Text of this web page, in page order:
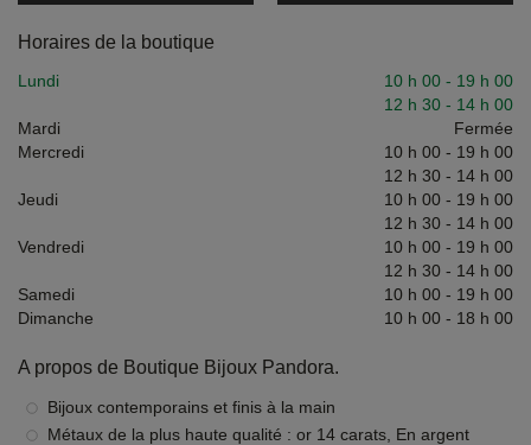
Horaires de la boutique
Lundi 10 h 00 - 19 h 00
12 h 30 - 14 h 00
Mardi
Fermée
Mercredi
10 h 00 - 19 h 00
12 h 30 - 14 h 00
Jeudi
10 h 00 - 19 h 00
12 h 30 - 14 h 00
Vendredi
10 h 00 - 19 h 00
12 h 30 - 14 h 00
Samedi
10 h 00 - 19 h 00
Dimanche
10 h 00 - 18 h 00
A propos de Boutique Bijoux Pandora.
Bijoux contemporains et finis à la main
Métaux de la plus haute qualité : or 14 carats, En argent